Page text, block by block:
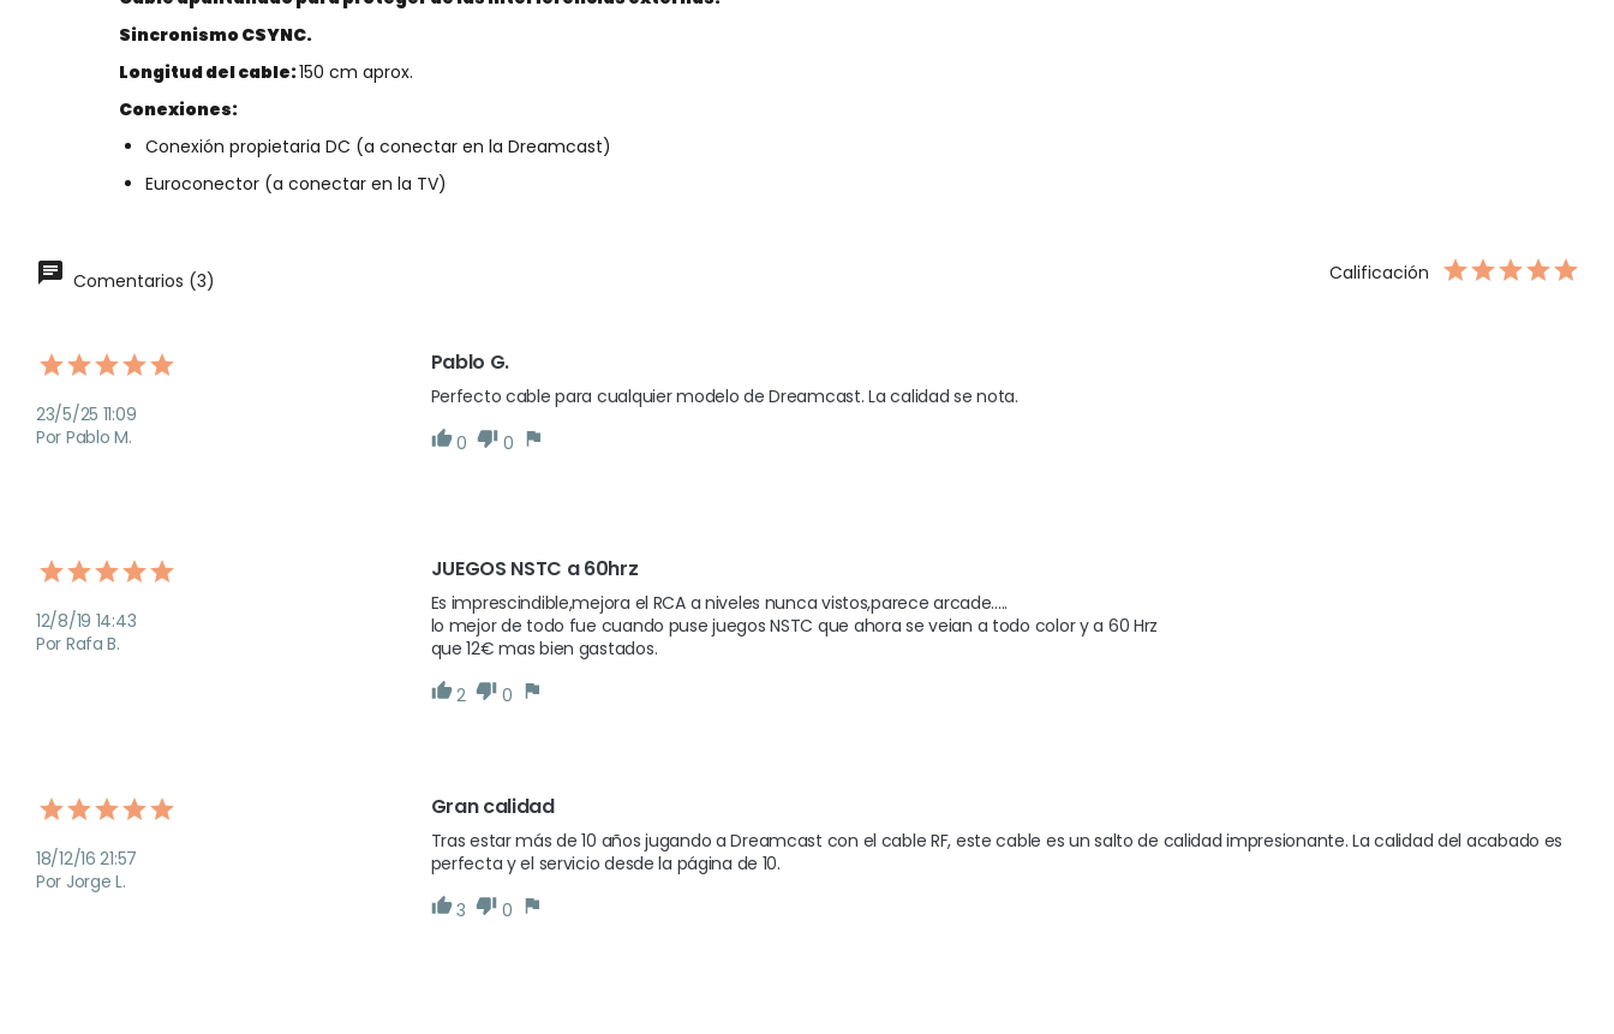
Sincronismo CSYNC.
Longitud del cable:150 cm aprox.
Conexiones:
Conexión propietaria DC (a conectar en la Dreamcast)
Euroconector (a conectar en la TV)
Comentarios (3) Calificación
23/5/25 11:09
Por Pablo M.
Pablo G.
Perfecto cable para cualquier modelo de Dreamcast. La calidad se nota.
0
0
12/8/19 14:43
Por Rafa B.
JUEGOS NSTC a 60hrz
Es imprescindible,mejora el RCA a niveles nunca vistos,parece arcade.....
lo mejor de todo fue cuando puse juegos NSTC que ahora se veian a todo color y a 60 Hrz
que 12€ mas bien gastados.
2
0
18/12/16 21:57
Por Jorge L.
Gran calidad
Tras estar más de 10 años jugando a Dreamcast con el cable RF, este cable es un salto de calidad impresionante. La calidad del acabado es
perfecta y el servicio desde la página de 10.
3
0